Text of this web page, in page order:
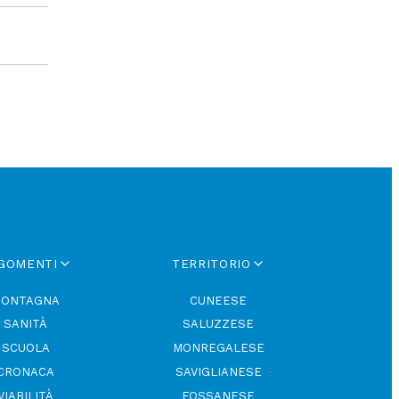
al
con
di
SANITÀ
SCUOLA
TERRITORIO
CUNEESE
SALUZZESE
MONREGALESE
SAVIGLIANESE
FOSSANESE